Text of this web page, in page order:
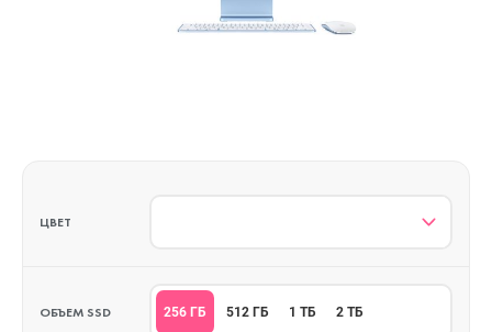
ЦВЕТ
ОБЪЕМ SSD 256 ГБ 512 ГБ 1 ТБ 2 ТБ